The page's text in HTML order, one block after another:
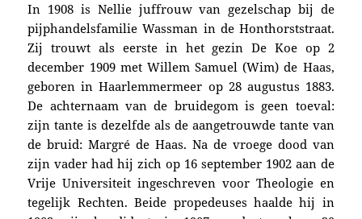
In 1908 is Nellie juffrouw van gezelschap bij de
pijphandelsfamilie Wassman in de Honthorststraat.
Zijtrouwt als eerste in het gezin De Koe op 2
december 1909 met Willem Samuel (Wim) de Haas,
geboren in Haarlemmermeer op 28 augustus 1883.
De achternaam van de bruidegom is geen toeval:
zijn tante is dezelfde als de aangetrouwde tante van
de bruid: Margré de Haas. Na de vroege dood van
zijn vader had hij zich op 16 september 1902 aan de
Vrije Universiteit ingeschreven voor Theologie en
tegelijk Rechten. Beide propedeuses haalde hij in